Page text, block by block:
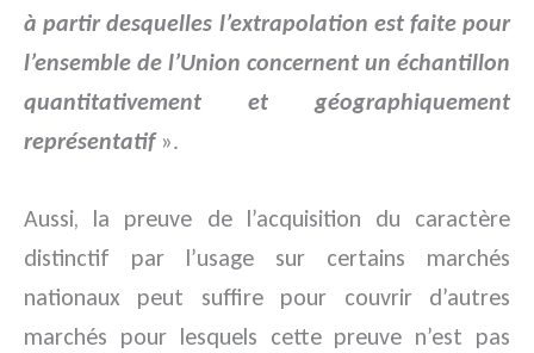
à partir desquelles l’extrapolation est faite pour
l’ensemble de l’Union concernent un échantillon
quantitativement et géographiquement
représentatif».
Aussi, la preuve de l’acquisition du caractère
distinctif par l’usage sur certains marchés
nationaux peut suffire pour couvrir d’autres
marchés pour lesquels cette preuve n’est pas